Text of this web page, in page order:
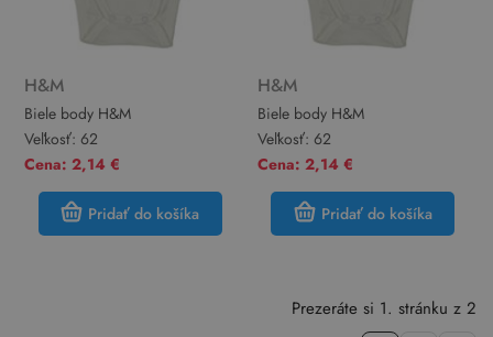
H&M
Biele body H&M
Veľkosť: 62
Cena: 2,14 €
Pridať do košíka
H&M
Biele body H&M
Veľkosť: 62
Cena: 2,14 €
Pridať do košíka
Prezeráte si 1. stránku z 2